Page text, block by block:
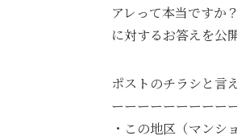
アレって本当ですか？
に対するお答えを公
ポストのチラシと言
ーーーーーーーーー
・この地区（マン